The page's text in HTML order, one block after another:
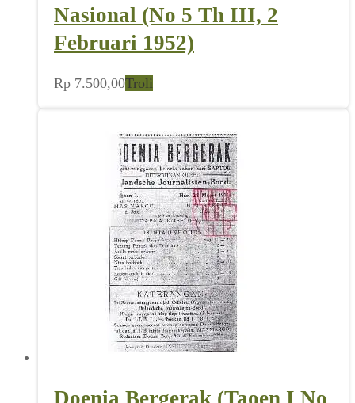
Nasional (No 5 Th III, 2
Februari 1952)
Rp 7.500,00Troli
Doenia Bergerak (Taoen I No